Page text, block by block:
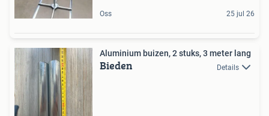
Oss 25 jul 26
Aluminium buizen, 2 stuks, 3 meter lang
Bieden Details